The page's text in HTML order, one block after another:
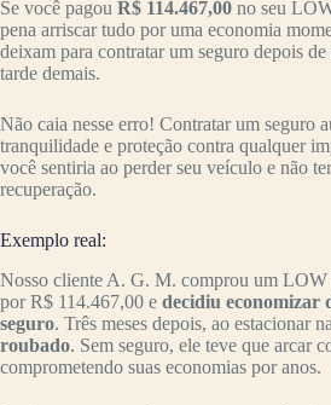
Se você pagou R$ 114.467,00 no seu
pena arriscar tudo por uma economia
deixam para contratar um seguro depois
tarde demais.
Não caia nesse erro! Contratar um seguro
tranquilidade e proteção contra qualquer
você sentiria ao perder seu veículo e não
recuperação.
Exemplo real:
Nosso cliente A. G. M. comprou um
por R$ 114.467,00 e decidiu economizar
seguro. Três meses depois, ao estacionar
roubado. Sem seguro, ele teve que arcar
comprometendo suas economias por anos.